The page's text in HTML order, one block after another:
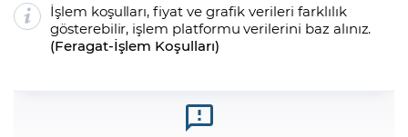
İşlem koşulları, fiyat ve grafik verileri farklılık
gösterebilir, işlem platformu verilerini baz alınız.
(Feragat-İşlem Koşulları)